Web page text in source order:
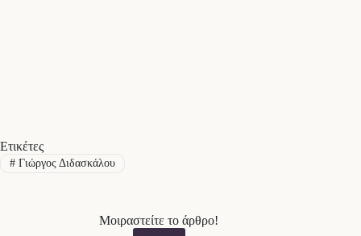
Ετικέτες
#Γιώργος Διδασκάλου
Μοιραστείτε το άρθρο!